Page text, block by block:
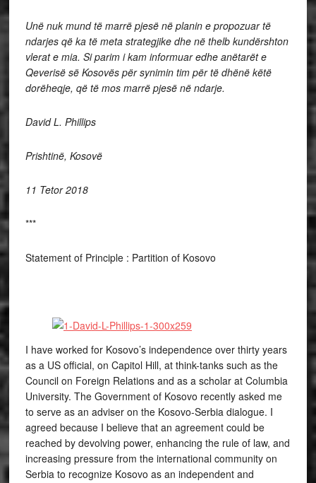
Unë nuk mund të marrë pjesë në planin e propozuar të
ndarjes që ka të meta strategjike dhe në thelb kundërshton
vlerat e mia. Si parim i kam informuar edhe anëtarët e
Qeverisë së Kosovës për synimin tim për të dhënë këtë
dorëheqje, që të mos marrë pjesë në ndarje.
David L. Phillips
Prishtinë, Kosovë
11 Tetor 2018
***
Statement of Principle : Partition of Kosovo
I have worked for Kosovo’s independence over thirty years
as a US official, on Capitol Hill, at think-tanks such as the
Council on Foreign Relations and as a scholar at Columbia
University. The Government of Kosovo recently asked me
to serve as an adviser on the Kosovo-Serbia dialogue. I
agreed because I believe that an agreement could be
reached by devolving power, enhancing the rule of law, and
increasing pressure from the international community on
Serbia to recognize Kosovo as an independent and